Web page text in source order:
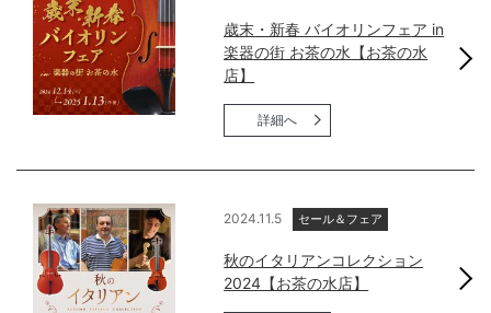
歳末・新春 バイオリンフェア in
楽器の街 お茶の水【お茶の水
店】
詳細へ
2024.11.5 セール＆フェア
秋のイタリアンコレクション
2024【お茶の水店】